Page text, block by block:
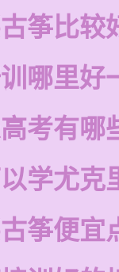
筝比较
哪里好
考有哪
学尤克
筝便宜